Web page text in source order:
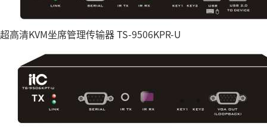
超高清KVM坐席管理传输器 TS-9506KPR-U